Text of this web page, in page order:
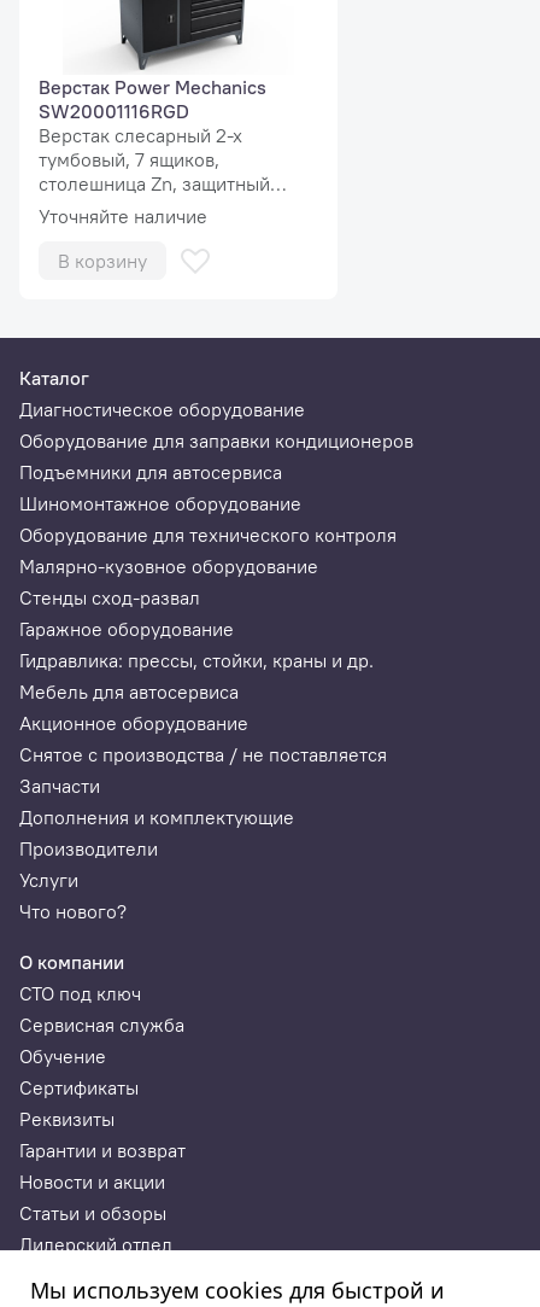
Верстак Power Mechanics
SW20001116RGD
Верстак слесарный 2-х
тумбовый, 7 ящиков,
столешница Zn, защитный
экран MaxPlus
Уточняйте наличие
В корзину
Каталог
Диагностическое оборудование
Оборудование для заправки кондиционеров
Подъемники для автосервиса
Шиномонтажное оборудование
Оборудование для технического контроля
Малярно-кузовное оборудование
Стенды сход-развал
Гаражное оборудование
Гидравлика: прессы, стойки, краны и др.
Мебель для автосервиса
Акционное оборудование
Снятое с производства / не поставляется
Запчасти
Дополнения и комплектующие
Производители
Услуги
Что нового?
О компании
СТО под ключ
Сервисная служба
Обучение
Сертификаты
Реквизиты
Гарантии и возврат
Новости и акции
Статьи и обзоры
Дилерский отдел
Мы используем cookies для быстрой и